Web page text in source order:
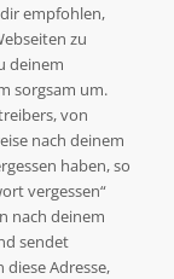
empfohlen,
zu
deinem
sorgsam um.
von
nach deinem
haben, so
vergessen“
nach deinem
sendet
Adresse,